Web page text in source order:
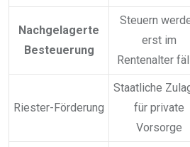
Nachgelagerte
Besteuerung
Steuern
erst im
Rentenalter
Riester-Förderung
Staatliche
für private
Vorsorge